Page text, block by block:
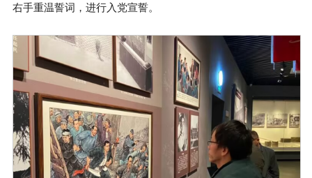
右手重温誓词，进行入党宣誓。